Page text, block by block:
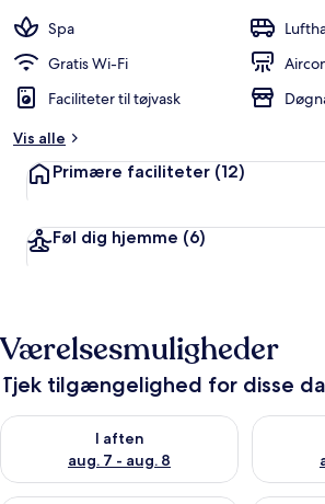
Spa
Gratis Wi-Fi
Faciliteter til tøjvask
Vis alle
Primære faciliteter (12)
Føl dig hjemme (6)
Værelsesmuligheder
Tjek tilgængelighed for disse
I aften
aug. 7 - aug. 8
Tjek tilgængelighed for i aften aug. 7 -
Tjek